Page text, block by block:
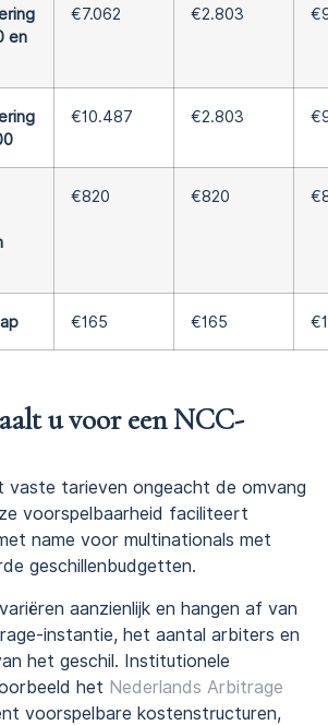
en
€7.062 €2.803
€10.487 €2.803
€820 €820
€165 €165
u voor een NCC-
vaste tarieven ongeacht de omvang
voorspelbaarheid faciliteert
name voor multinationals met
geschillenbudgetten.
aanzienlijk en hangen af van
instantie, het aantal arbiters en
het geschil. Institutionele
het Nederlands Arbitrage
voorspelbare kostenstructuren,